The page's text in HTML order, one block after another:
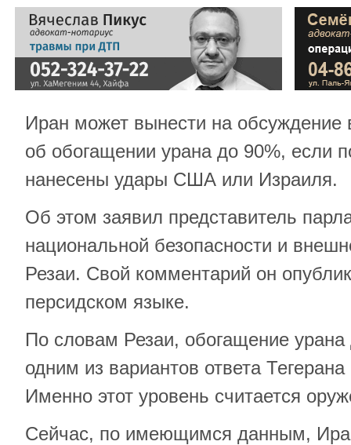
Иран может вынести на обсуждение
об обогащении урана до 90%, если
нанесены удары США или Израиля.
Об этом заявил представитель
национальной безопасности и
Резаи. Свой комментарий он
персидском языке.
По словам Резаи, обогащение урана
одним из вариантов ответа
Именно этот уровень считается
Сейчас, по имеющимся данным,